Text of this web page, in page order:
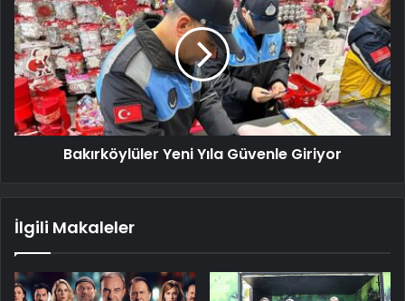
Bakırköylüler Yeni Yıla Güvenle Giriyor
İlgili Makaleler